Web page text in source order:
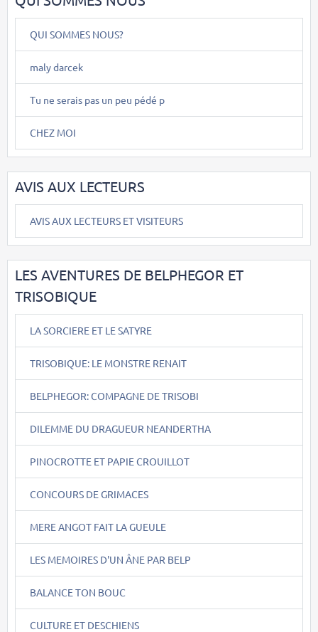
QUI SOMMES NOUS?
maly darcek
Tu ne serais pas un peu pédé p
CHEZ MOI
AVIS AUX LECTEURS
AVIS AUX LECTEURS ET VISITEURS
LES AVENTURES DE BELPHEGOR ET
TRISOBIQUE
LA SORCIERE ET LE SATYRE
TRISOBIQUE: LE MONSTRE RENAIT
BELPHEGOR: COMPAGNE DE TRISOBI
DILEMME DU DRAGUEUR NEANDERTHA
PINOCROTTE ET PAPIE CROUILLOT
CONCOURS DE GRIMACES
MERE ANGOT FAIT LA GUEULE
LES MEMOIRES D'UN ÂNE PAR BELP
BALANCE TON BOUC
CULTURE ET DESCHIENS